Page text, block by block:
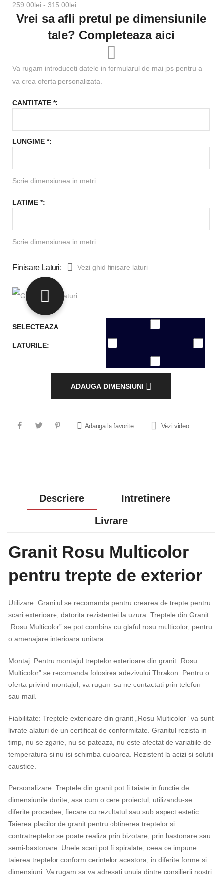
259.00lei - 315.00lei
Vrei sa afli pretul pe dimensiunile
tale? Completeaza aici
Va rugam introduceti datele in formularul de mai jos pentru a
va crea oferta personalizata.
CANTITATE *:
LUNGIME *:
Scrie dimensiunea in metri
LATIME *:
Scrie dimensiunea in metri
Finisare Laturi: Vezi ghid finisare laturi
SELECTEAZA
LATURILE:
ADAUGA DIMENSIUNI
Adauga la favorite Vezi video
Descriere Intretinere
Livrare
Granit Rosu Multicolor
pentru trepte de exterior
Utilizare: Granitul se recomanda pentru crearea de trepte pentru
scari exterioare, datorita rezistentei la uzura. Treptele din Granit
„Rosu Multicolor” se pot combina cu glaful rosu multicolor, pentru
o amenajare interioara unitara.
Montaj: Pentru montajul treptelor exterioare din granit „Rosu
Multicolor” se recomanda folosirea adezivului Thrakon. Pentru o
oferta privind montajul, va rugam sa ne contactati prin telefon
sau mail.
Fiabilitate: Treptele exterioare din granit „Rosu Multicolor” va sunt
livrate alaturi de un certificat de conformitate. Granitul rezista in
timp, nu se zgarie, nu se pateaza, nu este afectat de variatiile de
temperatura si nu isi schimba culoarea. Rezistent la acizi si solutii
caustice.
Personalizare: Treptele din granit pot fi taiate in functie de
dimensiunile dorite, asa cum o cere proiectul, utilizandu-se
diferite procedee, fiecare cu rezultatul sau sub aspect estetic.
Taierea placilor de granit pentru obtinerea treptelor si
contratreptelor se poate realiza prin bizotare, prin bastonare sau
semi-bastonare. Unele scari pot fi spiralate, ceea ce impune
taierea treptelor conform cerintelor acestora, in diferite forme si
dimensiuni. Va rugam sa va adresati unuia dintre consilierii nostri